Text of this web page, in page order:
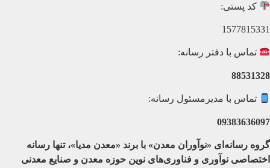
کد پستی:
1577815331
تماس با دفتر رسانه:
88531328
تماس با مدیرمسئول رسانه:
09383636097
گروه رسانه‌ای «نوآوران معدن» با برند «معدن مدیا»، تنها رسانه
اختصاصی نوآوری و فناوری‌های نوین حوزه معدن و صنایع معدنی‌